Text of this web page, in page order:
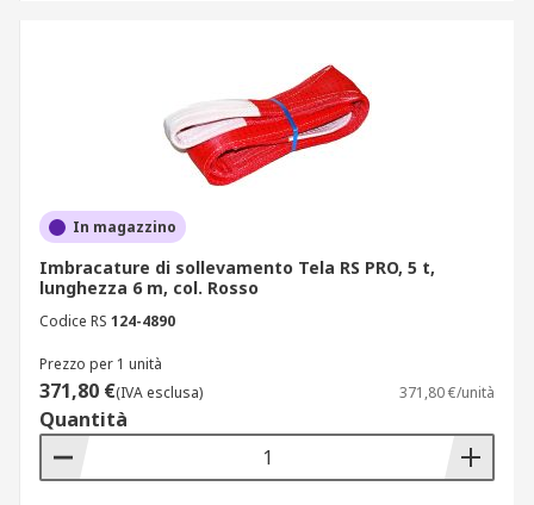
In magazzino
Imbracature di sollevamento Tela RS PRO, 5 t,
lunghezza 6 m, col. Rosso
Codice RS 124-4890
Prezzo per 1 unità
371,80 €(IVA esclusa) 371,80 €/unità
Quantità